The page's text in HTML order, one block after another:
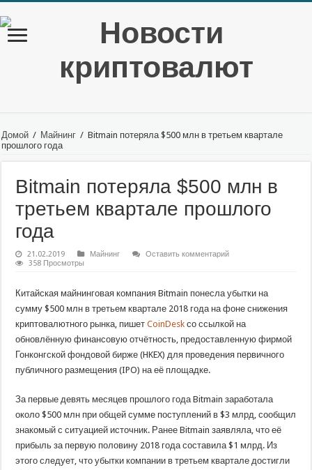
Домой / Майнинг / Bitmain потеряла $500 млн в третьем квартале
прошлого года
Bitmain потеряла $500 млн в
третьем квартале прошлого
года
21.02.2019 Майнинг
Оставить комментарий
358 Просмотры
Китайская майнинговая компания Bitmain понесла убытки на
сумму $500 млн в третьем квартале 2018 года на фоне снижения
криптовалютного рынка, пишетCoinDeskсо ссылкой на
обновлённую финансовую отчётность, предоставленную фирмой
Гонконгской фондовой бирже (HKEX) для проведения первичного
публичного размещения (IPO) на её площадке.
За первые девять месяцев прошлого года Bitmain заработала
около $500 млн при общей сумме поступлений в $3 млрд, сообщил
знакомый с ситуацией источник. Ранее Bitmain заявляла, что её
прибыль за первую половину 2018 года составила $1 млрд. Из
этого следует, что убытки компании в третьем квартале достигли